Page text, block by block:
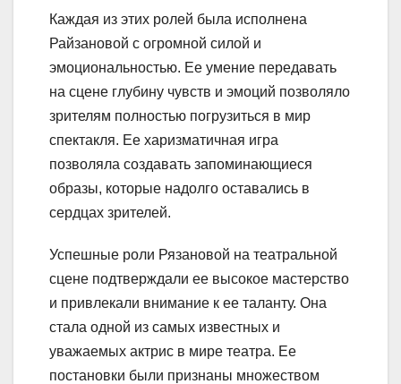
Каждая из этих ролей была исполнена
Райзановой с огромной силой и
эмоциональностью. Ее умение передавать
на сцене глубину чувств и эмоций позволяло
зрителям полностью погрузиться в мир
спектакля. Ее харизматичная игра
позволяла создавать запоминающиеся
образы, которые надолго оставались в
сердцах зрителей.
Успешные роли Рязановой на театральной
сцене подтверждали ее высокое мастерство
и привлекали внимание к ее таланту. Она
стала одной из самых известных и
уважаемых актрис в мире театра. Ее
постановки были признаны множеством